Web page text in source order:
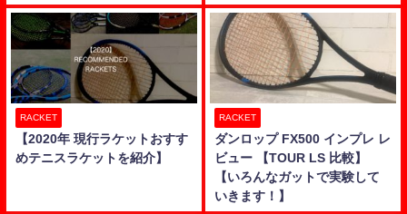
RACKET
【2020年 現行ラケットおすす
めテニスラケットを紹介】
RACKET
ダンロップ FX500 インプレ レ
ビュー 【TOUR LS 比較】
【いろんなガットで実験して
いきます！】